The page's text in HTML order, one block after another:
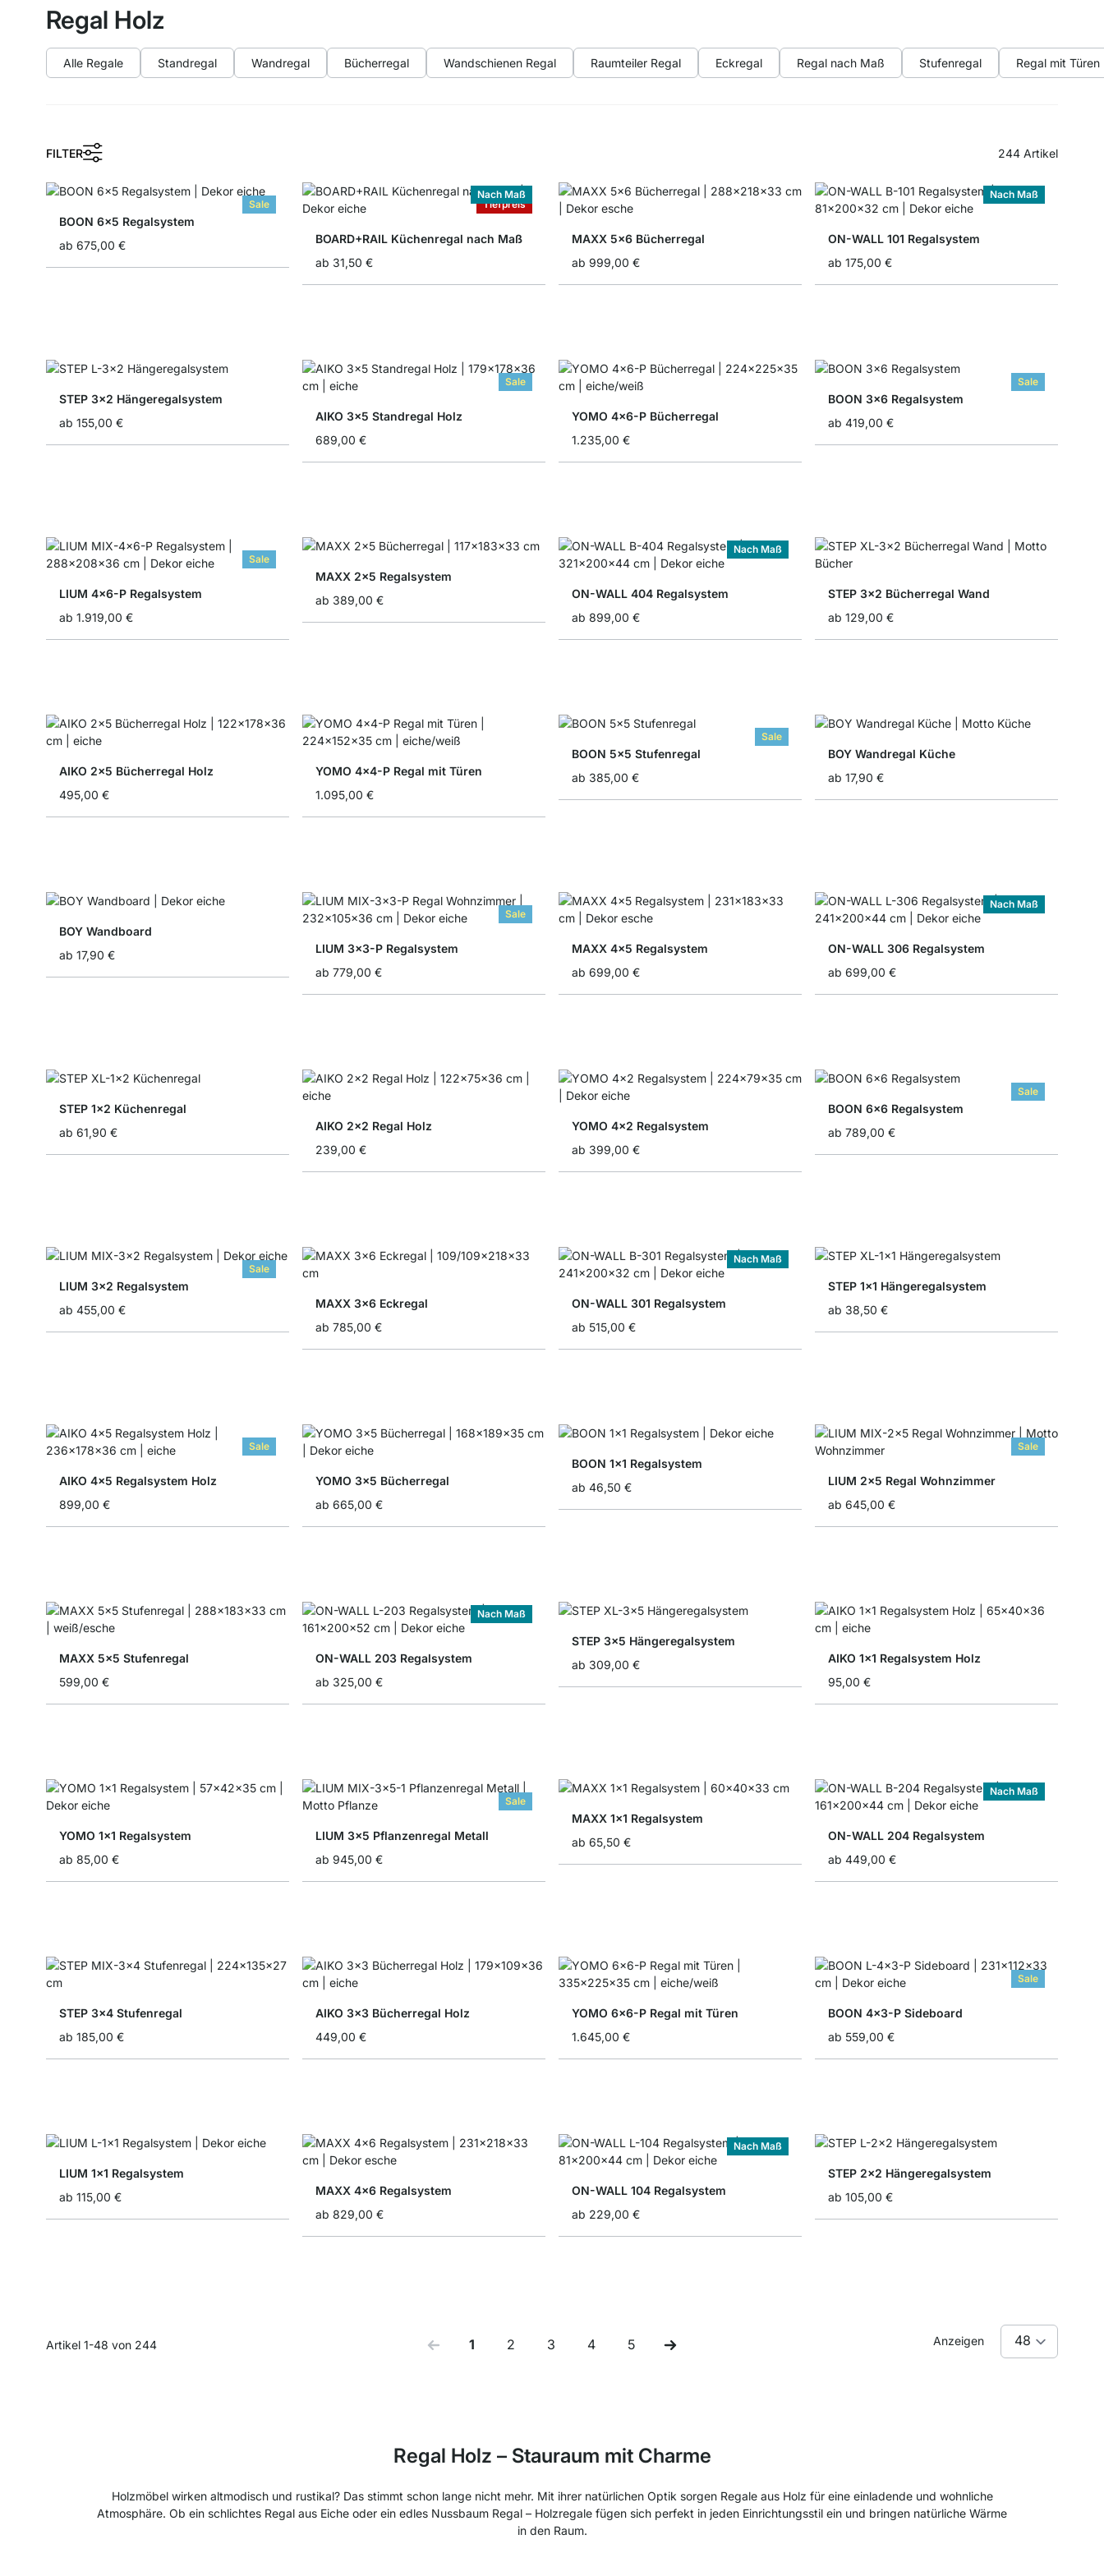
Regal Holz
Alle Regale Standregal Wandregal Bücherregal Wandschienen Regal Raumteiler Regal Eckregal Regal nach Maß Stufenregal Regal mit Türen
FILTER 244 Artikel
Sale
BOON 6x5 Regalsystem
ab 675,00 €
Tiefpreis
Nach Maß
BOARD+RAIL Küchenregal nach Maß
ab 31,50 €
MAXX 5x6 Bücherregal
ab 999,00 €
Nach Maß
ON-WALL 101 Regalsystem
ab 175,00 €
STEP 3x2 Hängeregalsystem
ab 155,00 €
Sale
AIKO 3x5 Standregal Holz
689,00 €
YOMO 4x6-P Bücherregal
1.235,00 €
Sale
BOON 3x6 Regalsystem
ab 419,00 €
Sale
LIUM 4x6-P Regalsystem
ab 1.919,00 €
MAXX 2x5 Regalsystem
ab 389,00 €
Nach Maß
ON-WALL 404 Regalsystem
ab 899,00 €
STEP 3x2 Bücherregal Wand
ab 129,00 €
AIKO 2x5 Bücherregal Holz
495,00 €
YOMO 4x4-P Regal mit Türen
1.095,00 €
Sale
BOON 5x5 Stufenregal
ab 385,00 €
BOY Wandregal Küche
ab 17,90 €
BOY Wandboard
ab 17,90 €
Sale
LIUM 3x3-P Regalsystem
ab 779,00 €
MAXX 4x5 Regalsystem
ab 699,00 €
Nach Maß
ON-WALL 306 Regalsystem
ab 699,00 €
STEP 1x2 Küchenregal
ab 61,90 €
AIKO 2x2 Regal Holz
239,00 €
YOMO 4x2 Regalsystem
ab 399,00 €
Sale
BOON 6x6 Regalsystem
ab 789,00 €
Sale
LIUM 3x2 Regalsystem
ab 455,00 €
MAXX 3x6 Eckregal
ab 785,00 €
Nach Maß
ON-WALL 301 Regalsystem
ab 515,00 €
STEP 1x1 Hängeregalsystem
ab 38,50 €
Sale
AIKO 4x5 Regalsystem Holz
899,00 €
YOMO 3x5 Bücherregal
ab 665,00 €
BOON 1x1 Regalsystem
ab 46,50 €
Sale
LIUM 2x5 Regal Wohnzimmer
ab 645,00 €
MAXX 5x5 Stufenregal
599,00 €
Nach Maß
ON-WALL 203 Regalsystem
ab 325,00 €
STEP 3x5 Hängeregalsystem
ab 309,00 €
AIKO 1x1 Regalsystem Holz
95,00 €
YOMO 1x1 Regalsystem
ab 85,00 €
Sale
LIUM 3x5 Pflanzenregal Metall
ab 945,00 €
MAXX 1x1 Regalsystem
ab 65,50 €
Nach Maß
ON-WALL 204 Regalsystem
ab 449,00 €
STEP 3x4 Stufenregal
ab 185,00 €
AIKO 3x3 Bücherregal Holz
449,00 €
YOMO 6x6-P Regal mit Türen
1.645,00 €
Sale
BOON 4x3-P Sideboard
ab 559,00 €
LIUM 1x1 Regalsystem
ab 115,00 €
MAXX 4x6 Regalsystem
ab 829,00 €
Nach Maß
ON-WALL 104 Regalsystem
ab 229,00 €
STEP 2x2 Hängeregalsystem
ab 105,00 €
Artikel 1-48 von 244 Sie lesen gerade Seite
1 Seite
2 Seite
3 Seite
4 Seite
5 Anzeigen
Regal Holz – Stauraum mit Charme
Holzmöbel wirken altmodisch und rustikal? Das stimmt schon lange nicht mehr. Mit ihrer natürlichen Optik sorgen Regale aus Holz für eine einladende und wohnliche
Atmosphäre. Ob ein schlichtes Regal aus Eiche oder ein edles Nussbaum Regal – Holzregale fügen sich perfekt in jeden Einrichtungsstil ein und bringen natürliche Wärme
in den Raum.